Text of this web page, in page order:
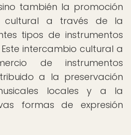
también la promoción
cultural a través de la
tipos de instrumentos
intercambio cultural a
de instrumentos
a la preservación
locales y a la
formas de expresión